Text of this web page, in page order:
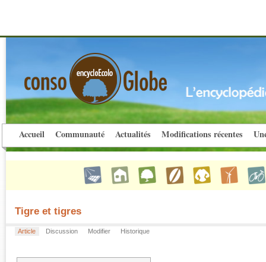
Accueil Communauté Actualités Modifications récentes
Tigre et tigres
Article Discussion Modifier Historique